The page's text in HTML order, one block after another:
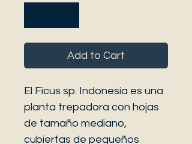
Add to Cart
El Ficus sp. Indonesia es una
planta trepadora con hojas
de tamaño mediano,
cubiertas de pequeños